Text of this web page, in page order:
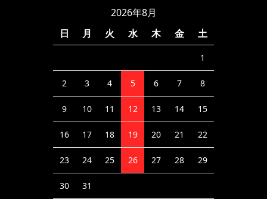
2026年8月
日
月 火 水 木 金 土
1
2 3 4 5 6 7 8
9 10 11 12 13 14 15
16 17 18 19 20 21 22
23 24 25 26 27 28 29
30 31